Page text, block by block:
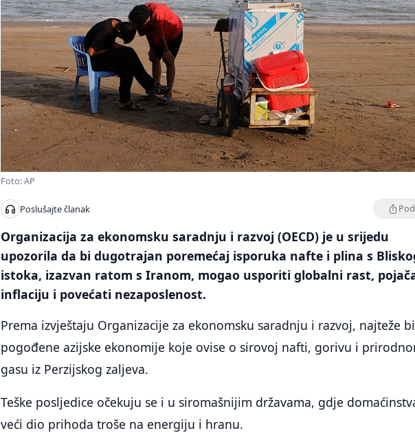
Foto: AP
Poslušajte članak
Organizacija za ekonomsku saradnju i razvoj (OECD) je u srijedu
upozorila da bi dugotrajan poremećaj isporuka nafte i plina s
istoka, izazvan ratom s Iranom, mogao usporiti globalni rast,
inflaciju i povećati nezaposlenost.
Prema izvještaju Organizacije za ekonomsku saradnju i razvoj, najteže
pogođene azijske ekonomije koje ovise o sirovoj nafti, gorivu i
gasu iz Perzijskog zaljeva.
Teške posljedice očekuju se i u siromašnijim državama, gdje
veći dio prihoda troše na energiju i hranu.